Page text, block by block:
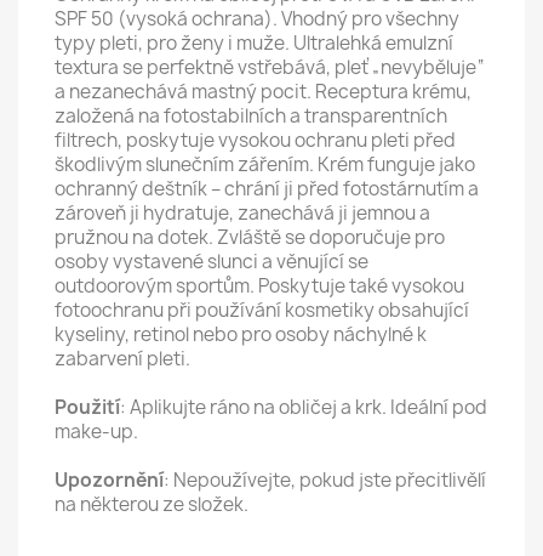
SPF 50 (vysoká ochrana). Vhodný pro všechny
typy pleti, pro ženy i muže. Ultralehká emulzní
textura se perfektně vstřebává, pleť „nevyběluje“
a nezanechává mastný pocit. Receptura krému,
založená na fotostabilních a transparentních
filtrech, poskytuje vysokou ochranu pleti před
škodlivým slunečním zářením. Krém funguje jako
ochranný deštník – chrání ji před fotostárnutím a
zároveň ji hydratuje, zanechává ji jemnou a
pružnou na dotek. Zvláště se doporučuje pro
osoby vystavené slunci a věnující se
outdoorovým sportům. Poskytuje také vysokou
fotoochranu při používání kosmetiky obsahující
kyseliny, retinol nebo pro osoby náchylné k
zabarvení pleti.
Použití: Aplikujte ráno na obličej a krk. Ideální pod
make-up.
Upozornění: Nepoužívejte, pokud jste přecitlivělí
na některou ze složek.